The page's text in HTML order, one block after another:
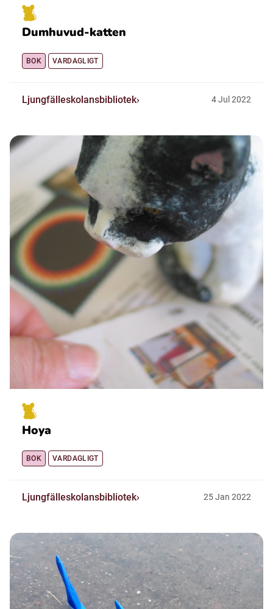
Dumhuvud-katten
BOK VARDAGLIGT
Ljungfälleskolansbibliotek 4Jul 2022
Hoya
BOK VARDAGLIGT
Ljungfälleskolansbibliotek 25Jan 2022